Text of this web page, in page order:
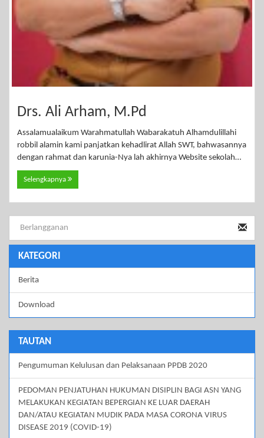
Drs. Ali Arham, M.Pd
Assalamualaikum Warahmatullah Wabarakatuh Alhamdulillahi
robbil alamin kami panjatkan kehadlirat Allah SWT, bahwasannya
dengan rahmat dan karunia-Nya lah akhirnya Website sekolah…
Selengkapnya
KATEGORI
Berita
Download
TAUTAN
Pengumuman Kelulusan dan Pelaksanaan PPDB 2020
PEDOMAN PENJATUHAN HUKUMAN DISIPLIN BAGI ASN YANG
MELAKUKAN KEGIATAN BEPERGIAN KE LUAR DAERAH
DAN/ATAU KEGIATAN MUDIK PADA MASA CORONA VIRUS
DISEASE 2019 (COVID-19)